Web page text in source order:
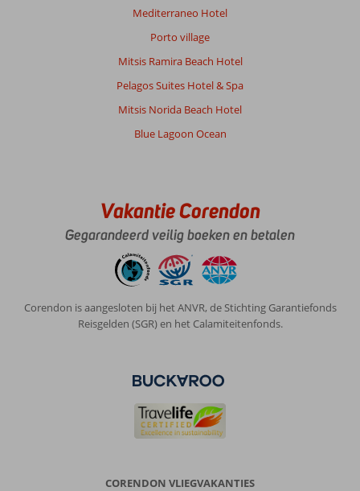
Mediterraneo Hotel
Porto village
Mitsis Ramira Beach Hotel
Pelagos Suites Hotel & Spa
Mitsis Norida Beach Hotel
Blue Lagoon Ocean
Vakantie Corendon
Gegarandeerd veilig boeken en betalen
Corendon is aangesloten bij het ANVR, de Stichting Garantiefonds
Reisgelden (SGR) en het Calamiteitenfonds.
CORENDON VLIEGVAKANTIES